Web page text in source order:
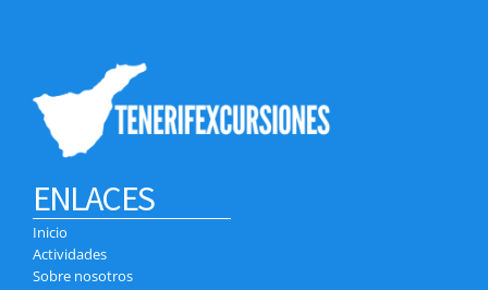
ENLACES
Inicio
Actividades
Sobre nosotros